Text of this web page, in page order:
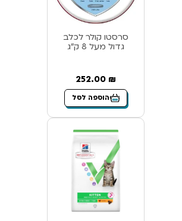
סרסטו קולר לכלב
גדול מעל 8 ק”ג
252.00 ₪
הוספה לסל